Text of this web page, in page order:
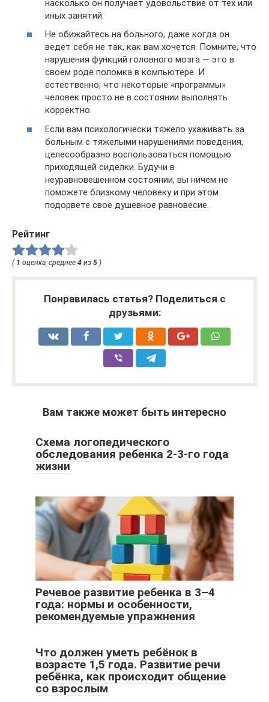
насколько он получает удовольствие от тех или
иных занятий.
Не обижайтесь на больного, даже когда он
ведет себя не так, как вам хочется. Помните, что
нарушения функций головного мозга — это в
своем роде поломка в компьютере. И
естественно, что некоторые «программы»
человек просто не в состоянии выполнять
корректно.
Если вам психологически тяжело ухаживать за
больным с тяжелыми нарушениями поведения,
целесообразно воспользоваться помощью
приходящей сиделки. Будучи в
неуравновешенном состоянии, вы ничем не
поможете близкому человеку и при этом
подорвете свое душевное равновесие.
Рейтинг
( 1 оценка, среднее 4 из 5 )
Понравилась статья? Поделиться с
друзьями:
Вам также может быть интересно
Схема логопедического
обследования ребенка 2-3-го года
жизни
Речевое развитие ребенка в 3–4
года: нормы и особенности,
рекомендуемые упражнения
Что должен уметь ребёнок в
возрасте 1,5 года. Развитие речи
ребёнка, как происходит общение
со взрослым